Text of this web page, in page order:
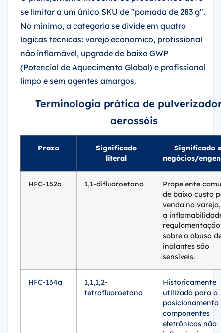
se limitar a um único SKU de "pomada de 283 g".
No mínimo, a categoria se divide em quatro
lógicas técnicas: varejo econômico, profissional
não inflamável, upgrade de baixo GWP
(Potencial de Aquecimento Global) e profissional
limpo e sem agentes amargos.
Terminologia prática de
aerossóis
literal
negócios/
de baixo custo
venda no
a
regulamentação
sobre o abuso
inalantes são
sensíveis.
tetrafluoroetano
utilizado para o
posicionamento
componentes
eletrônicos não
inflamáveis,